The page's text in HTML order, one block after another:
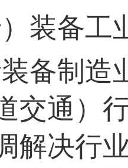
）装备工
备制造
交通）
解决行